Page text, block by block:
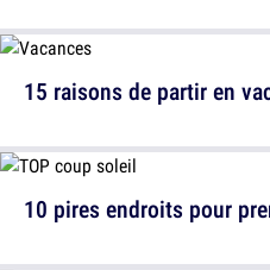
15 raisons de partir en
10 pires endroits pour